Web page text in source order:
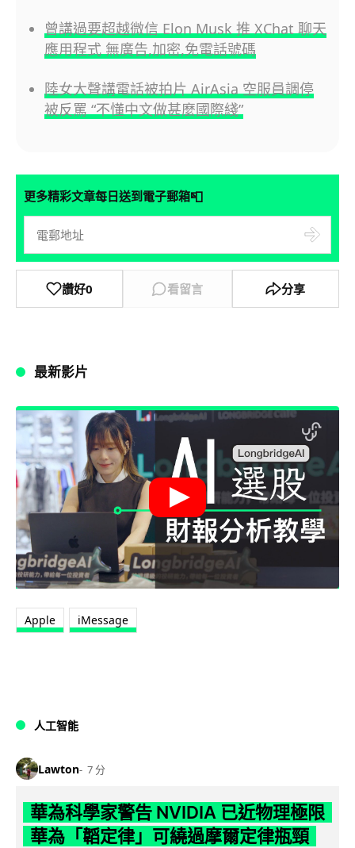
曾講過要超越微信 Elon Musk 推 XChat 聊天
應用程式 無廣告,加密,免電話號碼
陸女大聲講電話被拍片 AirAsia 空服員調停
被反罵 “不懂中文做甚麼國際綫”
更多精彩文章每日送到電子郵箱📮
讚好0 看留言 分享
最新影片
Apple iMessage
人工智能
Lawton 7 分
華為科學家警告 NVIDIA 已近物理極限
華為「韜定律」可繞過摩爾定律瓶頸